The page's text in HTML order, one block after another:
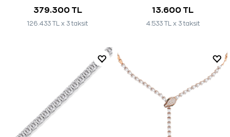
379.300 TL
126.433 TL x 3 taksit
13.600 TL
4.533 TL x 3 taksit